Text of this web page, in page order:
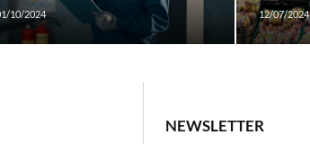
10/2024 12/07/2024
NEWSLETTER